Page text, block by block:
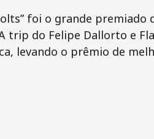
foi o grande premiado
trip do Felipe Dallorto e
levando o prêmio de